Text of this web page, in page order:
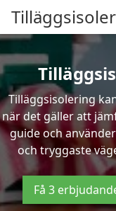
Tilläggsisolering
när det gäller att
guide och
och tryggaste
Få 3